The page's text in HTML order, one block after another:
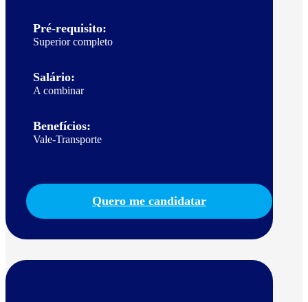
Pré-requisito:
Superior completo
Salário:
A combinar
Benefícios:
Vale-Transporte
Quero me candidatar